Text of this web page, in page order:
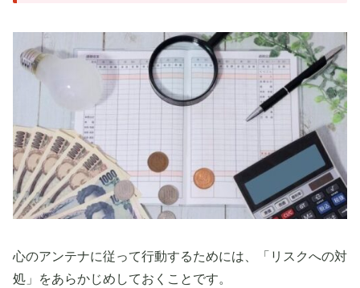
心のアンテナに従って行動するためには、「リスクへの対
処」をあらかじめしておくことです。